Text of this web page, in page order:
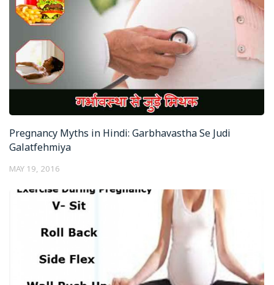
Pregnancy Myths in Hindi: Garbhavastha Se Judi
Galatfehmiya
MAY 19, 2016